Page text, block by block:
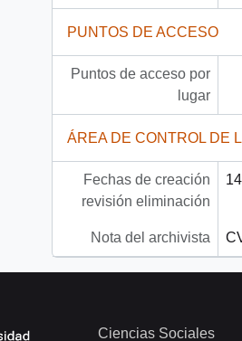
PUNTOS DE ACCESO
Puntos de acceso por
lugar
ÁREA DE CONTROL DE
Fechas de creación
revisión eliminación
Nota del archivista
Ciencias Sociales